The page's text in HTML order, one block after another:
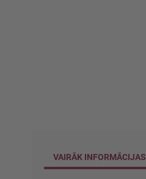
sākumuVAIRĀK INFORMĀCIJAS